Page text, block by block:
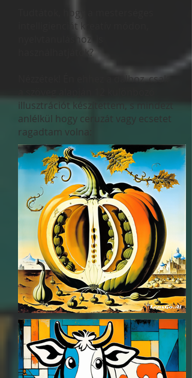
Tudtátok, hogy a mesterséges
intelligienciát kreatív módon,
nyelvtanuláshoz is
használhatjátok?
Nézzétek! Én ehhez a dalhoz, csak
illusztrációt készítettem, s mindezt
anlélkül hogy ceruzát vagy ecsetet
ragadtam volna: